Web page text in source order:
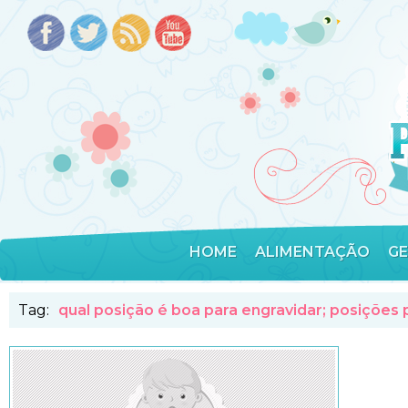
HOME ALIMENTAÇÃO
Tag: qual posição é boa para engravidar; posições